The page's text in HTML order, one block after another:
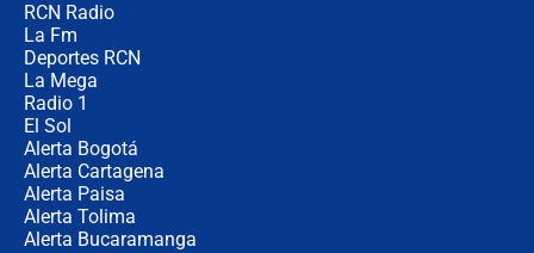
RCN Radio
La Fm
Deportes RCN
La Mega
Radio 1
El Sol
Alerta Bogotá
Alerta Cartagena
Alerta Paisa
Alerta Tolima
Alerta Bucaramanga